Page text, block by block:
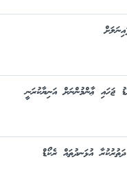
ޖަހައި ޢާންމުންނަށް އަނިޔާކުރަނީ
އުޅަނދުތައް ރެކޯޑް